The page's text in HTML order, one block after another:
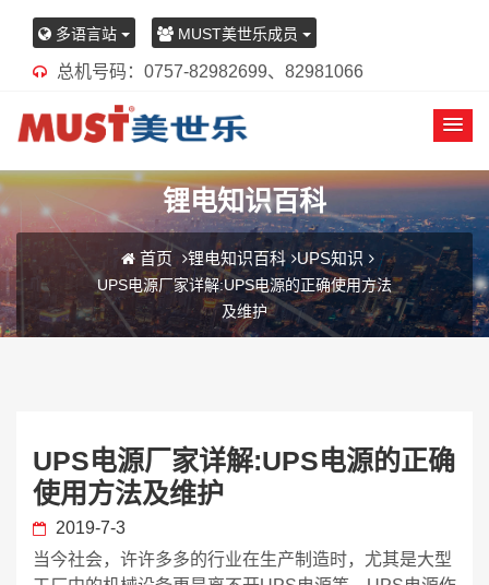
多语言站 MUST美世乐成员
总机号码：0757-82982699、82981066
锂电知识百科
首页 锂电知识百科 UPS知识
UPS电源厂家详解:UPS电源的正确使用方法
及维护
UPS电源厂家详解:UPS电源的正确
使用方法及维护
2019-7-3
当今社会，许许多多的行业在生产制造时，尤其是大型